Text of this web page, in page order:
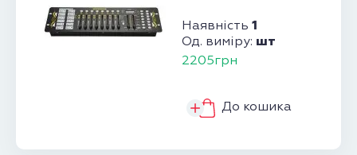
Наявність 1
Од. виміру: шт
2205грн
До кошика